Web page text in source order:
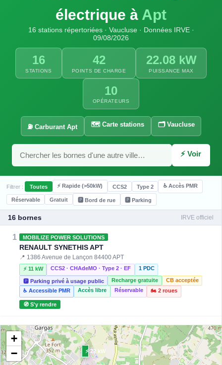
électrique à Apt
16 stations répertoriées · Vaucluse · Données IRVE ·
09/08/2026
16
STATIONS
42
POINTS DE CHARGE
22.08 kW
PUISSANCE MAX
10
OPÉRATEURS
⛽ Carburant Apt 🗺️ Carte stations 🗂️ Vaucluse
⚡ Voir
Filtrer : Toutes ⚡ Rapide (>50kW) CCS2 Type 2 ♿ Accès PMR
Réservable Gratuit 🅿️ Bord de rue 🅿️ Parking
16 bornes IRVE officiel
1 MOBILIZE POWER SOLUTIONS
RENAULT SYNETHIS APT
📍 1386 Avenue de Lançon 84400 APT
⚡ 11 kW CCS2 · CHAdeMO · Type 2 · EF 1 PDC
🅿️ Parking privé à usage public Recharge gratuite
CB acceptée
♿ Accessible PMR
Accès libre Réservable 🏍️ 2 roues
🧭 S'y rendre
2 APT - Cours Lauze de Perret
📍 Cours Lauze de Perret 84400 APT
⚡ 22 kW CCS2 · CHAdeMO · Type 2 · EF 4 PDC
🅿️ Bord de rue
Recharge gratuite
CB acceptée Accès libre
Réservable
⚡ 22 kW
kW
⚡ 22 kW
+
−